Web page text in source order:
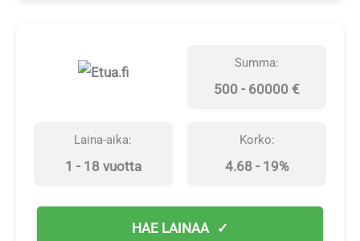
Summa:
500 - 60000 €
Laina-aika:
1 - 18 vuotta
Korko:
4.68 - 19%
HAE LAINAA